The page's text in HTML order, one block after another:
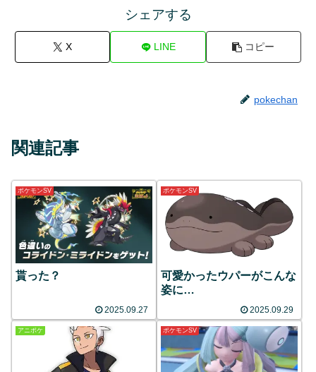
シェアする
X LINE コピー
pokechan
関連記事
ポケモンSV
貰った？
2025.09.27
ポケモンSV
可愛かったウパーがこんな
姿に…
2025.09.29
アニポケ ポケモンSV